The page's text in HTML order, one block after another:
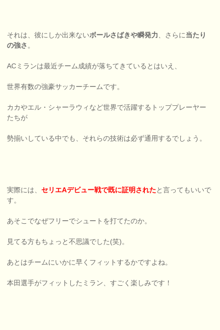
それは、彼にしか出来ないボールさばきや瞬発力 、さらに当たり
の強さ 。
ACミランは最近チーム成績が落ちてきているとはいえ、
世界有数の強豪サッカーチームです。
カカやエル・シャーラウィなど世界で活躍するトッププレーヤー
たちが
勢揃いしている中でも、それらの技術は必ず通用するでしょう。
実際には、セリエAデビュー戦で既に証明されたと言ってもいいで
す。
あそこでなぜフリーでシュートを打てたのか。
見てる方もちょっと不思議でした(笑)。
あとはチームにいかに早くフィットするかですよね。
本田選手がフィットしたミラン、すごく楽しみです！